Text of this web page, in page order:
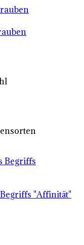
Begriffs
"Affinität"